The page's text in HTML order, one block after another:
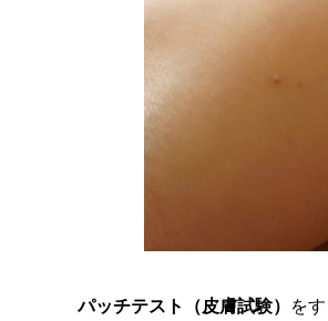
パッチテスト（皮膚試験） を